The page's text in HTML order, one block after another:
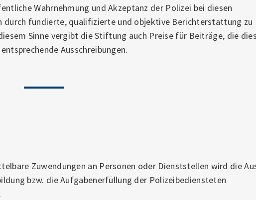
Wahrnehmung und Akzeptanz der Polizei bei diesen
durch fundierte, qualifizierte und objektive Berichterstattung zu
Sinne vergibt die Stiftung auch Preise für Beiträge, die
Ausschreibungen.
Zuwendungen an Personen oder Dienststellen wird die
bzw. die Aufgabenerfüllung der Polizeibediensteten